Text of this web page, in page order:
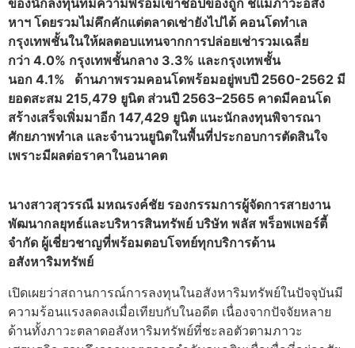
หาฯ โดยรวมไม่คึกคักแต่ตลาดเช่ายังไปได้ คอนโดทำเล
กรุงเทพชั้นในให้ผลตอบแทนจากการปล่อยเช่ารวมเฉลี่ย
กว่า 4.0% กรุงเทพชั้นกลาง 3.3% และกรุงเทพชั้น
นอก 4.1% ด้านภาพรวมคอนโดพร้อมอยู่พบปี 2560-2562 มี
ยอดสะสม 215,479 ยูนิต ส่วนปี 2563–2565 คาดมีคอนโด
สร้างเสร็จเพิ่มมาอีก 147,429 ยูนิต แนะนักลงทุนพิจารณา
ศักยภาพทำเล และจำนวนยูนิตในพื้นที่ประกอบการตัดสินใจ
เพราะมีผลต่อราคาในอนาคต
นางสาวสุวรรณี มหณรงค์ชัย รองกรรมการผู้จัดการสายงาน
พัฒนากลยุทธ์และบริหารสินทรัพย์ บริษัท พลัส พร็อพเพอร์ตี้
จำกัด ผู้เชี่ยวชาญที่พร้อมตอบโจทย์ทุกบริการด้าน
อสังหาริมทรัพย์
เปิดเผยว่าสถานการณ์การลงทุนในอสังหาริมทรัพย์ในปัจจุบันมี
ความร้อนแรงลดลงเมื่อเทียบกับในอดีต เนื่องจากปัจจัยหลาย
ด้านทั้งภาวะตลาดอสังหาริมทรัพย์ที่ชะลอตัวตามภาวะ